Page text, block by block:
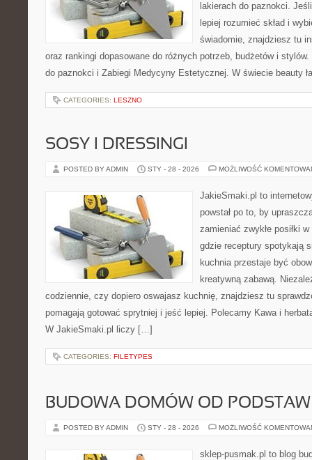
lakierach do paznokci.
lepiej rozumieć skład i
świadomie, znajdziesz tu
oraz rankingi dopasowane do różnych potrzeb, budżetów i
do paznokci i Zabiegi Medycyny Estetycznej. W świecie beauty
CATEGORIES: LESZNO
SOSY I DRESSINGI
POSTED BY ADMIN STY - 28 - 2026 MOŻLIWOŚĆ
JakieSmaki.pl to
powstał po to, by
zamieniać zwykłe posiłki
gdzie receptury spotykają
kuchnia przestaje być
kreatywną zabawą.
codziennie, czy dopiero oswajasz kuchnię, znajdziesz tu
pomagają gotować sprytniej i jeść lepiej. Polecamy Kawa i
W JakieSmaki.pl liczy […]
CATEGORIES: FILETYPES
BUDOWA DOMÓW OD PODSTAW
POSTED BY ADMIN STY - 28 - 2026 MOŻLIWOŚĆ
sklep-pusmak.pl to blog